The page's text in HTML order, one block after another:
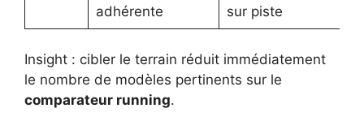
adhérente
sur piste
Insight : cibler le terrain réduit immédiatement
le nombre de modèles pertinents sur le
comparateur running.